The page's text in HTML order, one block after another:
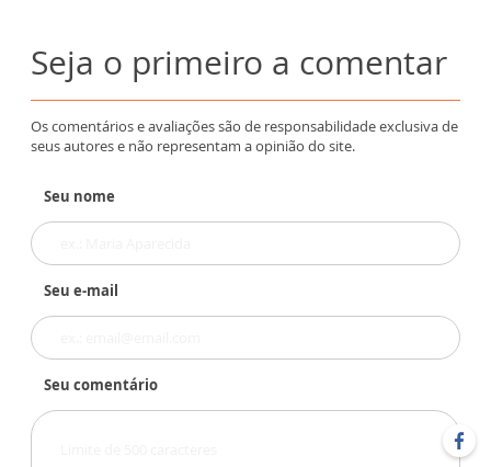
Seja o primeiro a comentar
Os comentários e avaliações são de responsabilidade exclusiva de
seus autores e não representam a opinião do site.
Seu nome
Seu e-mail
Seu comentário